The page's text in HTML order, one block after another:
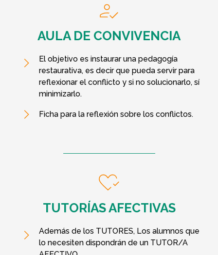
AULA DE CONVIVENCIA
El objetivo es instaurar una pedagogía
restaurativa, es decir que pueda servir para
reflexionar el conflicto y si no solucionarlo, sí
minimizarlo.​
Ficha para la reflexión sobre los conflictos.​
TUTORÍAS AFECTIVAS
Además de los TUTORES, Los alumnos que
lo necesiten dispondrán de un TUTOR/A